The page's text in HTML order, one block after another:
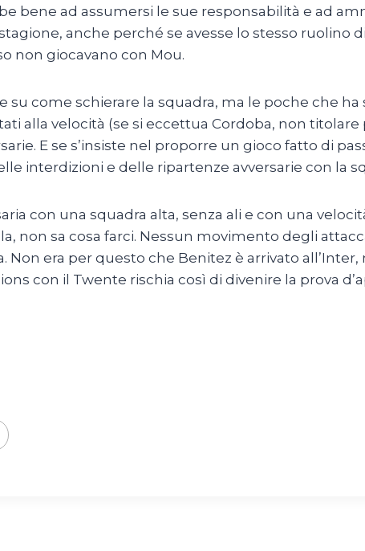
bene ad assumersi le sue responsabilità e ad
anche perché se avesse lo stesso ruolino
non giocavano con Mou.
come schierare la squadra, ma le poche che ha
alla velocità (se si eccettua Cordoba, non
E se s’insiste nel proporre un gioco fatto di
interdizioni e delle ripartenze avversarie con la
con una squadra alta, senza ali e con una
non sa cosa farci. Nessun movimento degli
Non era per questo che Benitez è arrivato
con il Twente rischia così di divenire la prova